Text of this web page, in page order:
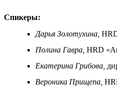
Спикеры:
Дарья Золотухина,
Полина Гавра, HRD
Екатерина Грибова,
Вероника Прищепа,